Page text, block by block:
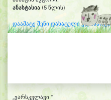
ანასტასია (5 წლის)
დაამატე შენი დახატული კლიპარტი
„ვარსკვლავი “